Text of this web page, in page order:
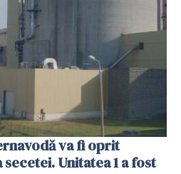
va fi oprit
Unitatea 1 a fost